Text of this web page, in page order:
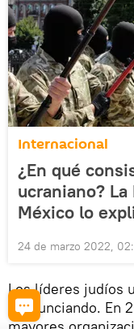
Internacional
¿En qué
ucraniano? La
México lo
24 de marzo 2022,
Los líderes judíos
pronunciando. En